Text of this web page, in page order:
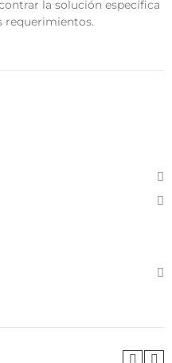
la solución específica
requerimientos.